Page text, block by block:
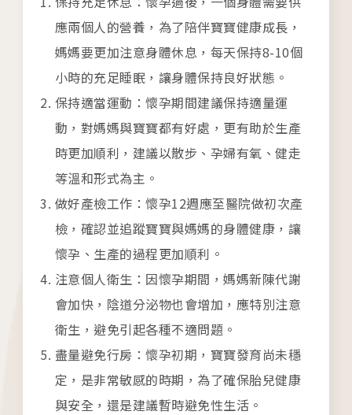
應兩個人的營養，為了陪伴寶寶健康成長，
媽媽要更加注意身體休息，每天保持8-10個
小時的充足睡眠，讓身體保持良好狀態。
保持適當運動：懷孕期間建議保持適量運
動，對媽媽與寶寶都有好處，更有助於生產
時更加順利，建議以散步、孕婦有氧、健走
等溫和形式為主。
做好產檢工作：懷孕12週應至醫院做初次產
檢，確認並追蹤寶寶與媽媽的身體健康，讓
懷孕、生產的過程更加順利。
注意個人衛生：因懷孕期間，媽媽新陳代謝
會加快，陰道分泌物也會增加，應特別注意
衛生，避免引起各種不適問題。
盡量避免行房：懷孕初期，寶寶發育尚未穩
定，是非常敏感的時期，為了確保胎兒健康
與安全，還是建議暫時避免性生活。